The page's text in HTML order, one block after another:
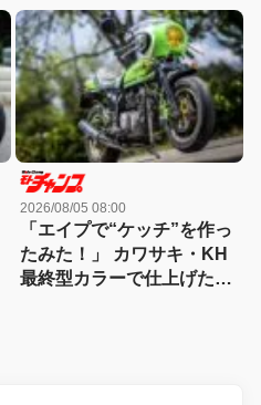
は80年代を想起させる！
2026/08/05 08:00
「エイプで“ケッチ”を作っ
たみた！」 カワサキ・KH
最終型カラーで仕上げたミ